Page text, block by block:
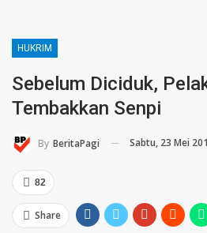
HUKRIM
Sebelum Diciduk,
Tembakkan Senpi
By BeritaPagi Sabtu, 23 Mei
82
Share